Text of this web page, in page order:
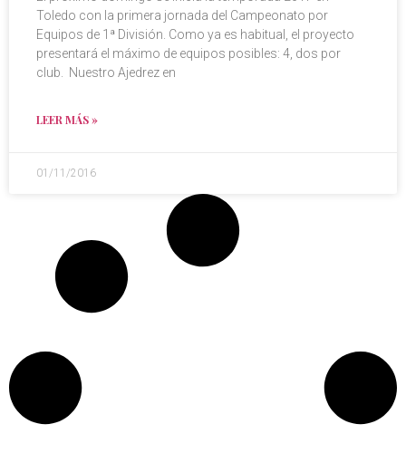
Toledo con la primera jornada del Campeonato por
Equipos de 1ª División. Como ya es habitual, el proyecto
presentará el máximo de equipos posibles: 4, dos por
club. Nuestro Ajedrez en
LEER MÁS »
01/11/2016